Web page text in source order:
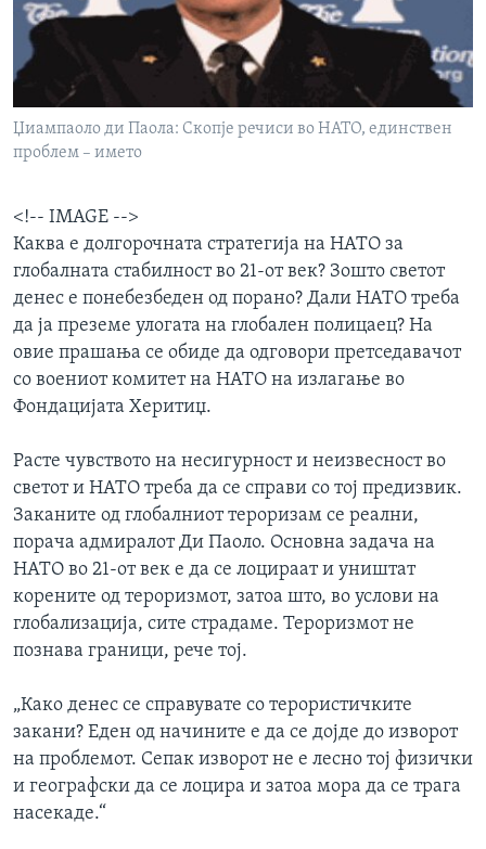
ИНТЕРВЈУА
Џиампaоло ди Паола: Скопје речиси во НАТО, единствен
проблем – името
<!-- IMAGE -->
Каква е долгорочната стратегија на НАТО за
глобалната стабилност во 21-от век? Зошто светот
денес е понебезбеден од порано? Дали НАТО треба
да ја преземе улогата на глобален полицаец? На
овие прашања се обиде да одговори претседавачот
со воениот комитет на НАТО на излагање во
Фондацијата Херитиџ.
Расте чувството на несигурност и неизвесност во
светот и НАТО треба да се справи со тој предизвик.
Заканите од глобалниот тероризам се реални,
порача адмиралот Ди Паоло. Основна задача на
НАТО во 21-от век е да се лоцираат и уништат
корените од тероризмот, затоа што, во услови на
глобализација, сите страдаме. Тероризмот не
познава граници, рече тој.
„Како денес се справувате со терористичките
закани? Еден од начините е да се дојде до изворот
на проблемот. Сепак изворот не е лесно тој физички
и географски да се лоцира и затоа мора да се трага
насекаде.“